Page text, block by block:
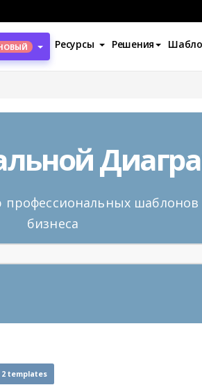
Ресурсы Решения
бизнеса
2 templates